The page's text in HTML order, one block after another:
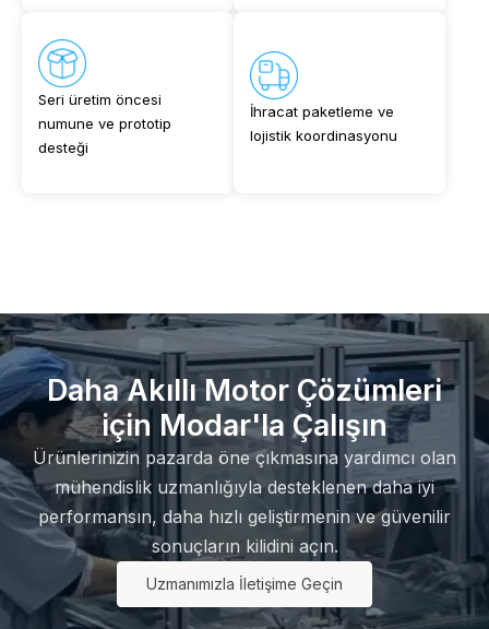
Seri üretim öncesi
numune ve prototip
desteği
İhracat paketleme ve
lojistik koordinasyonu
Daha Akıllı Motor Çözümleri
için Modar'la Çalışın
Ürünlerinizin pazarda öne çıkmasına yardımcı olan
mühendislik uzmanlığıyla desteklenen daha iyi
performansın, daha hızlı geliştirmenin ve güvenilir
sonuçların kilidini açın.
Uzmanımızla İletişime Geçin